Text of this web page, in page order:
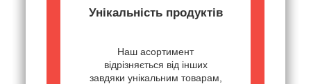
Унікальність продуктів
Наш асортимент
відрізняється від інших
завдяки унікальним товарам,